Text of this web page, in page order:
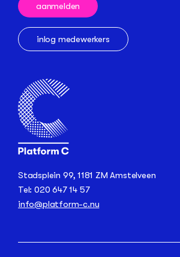
Stadsplein 99, 1181 ZM Amstelveen
Tel: 020 647 14 57
info@platform-c.nu
aanmelden
inlog medewerkers